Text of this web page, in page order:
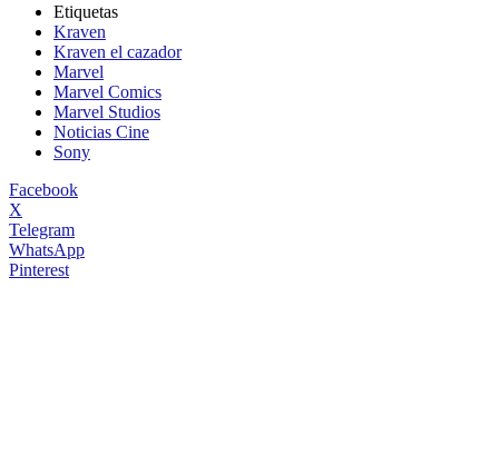
Etiquetas
Kraven
Kraven el cazador
Marvel
Marvel Comics
Marvel Studios
Noticias Cine
Sony
Facebook
X
Telegram
WhatsApp
Pinterest